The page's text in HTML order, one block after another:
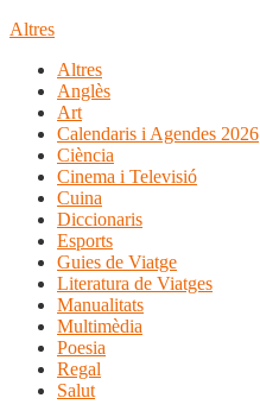
Altres
Altres
Anglès
Art
Calendaris i Agendes 2026
Ciència
Cinema i Televisió
Cuina
Diccionaris
Esports
Guies de Viatge
Literatura de Viatges
Manualitats
Multimèdia
Poesia
Regal
Salut